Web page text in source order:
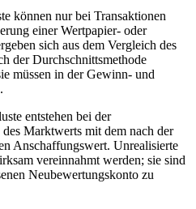
können nur bei Transaktionen
einer Wertpapier- oder
sich aus dem Vergleich des
der Durchschnittsmethode
müssen in der Gewinn- und
entstehen bei der
Marktwerts mit dem nach der
Anschaffungswert. Unrealisierte
vereinnahmt werden; sie sind
Neubewertungskonto zu